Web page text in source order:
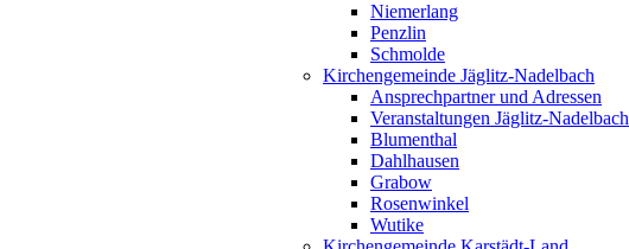
Niemerlang
Penzlin
Schmolde
Kirchengemeinde Jäglitz-Nadelbach
Ansprechpartner und Adressen
Veranstaltungen Jäglitz-Nadelbach
Blumenthal
Dahlhausen
Grabow
Rosenwinkel
Wutike